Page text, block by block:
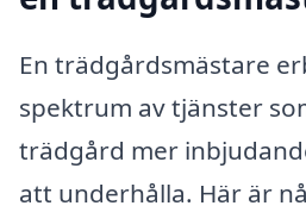
En trädgårdsmästare
spektrum av tjänster
trädgård mer
att underhålla. Här är